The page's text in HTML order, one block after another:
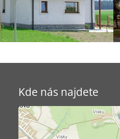
Kde nás najdete